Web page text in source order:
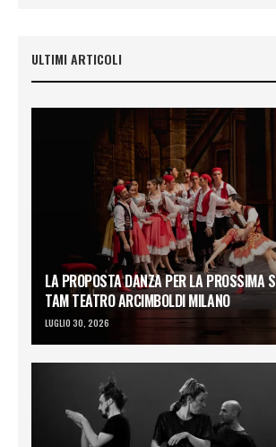
ULTIMI ARTICOLI
LA PROPOSTA DANZA PER LA PROSSIMA
TAM TEATRO ARCIMBOLDI MILANO
LUGLIO 30, 2026